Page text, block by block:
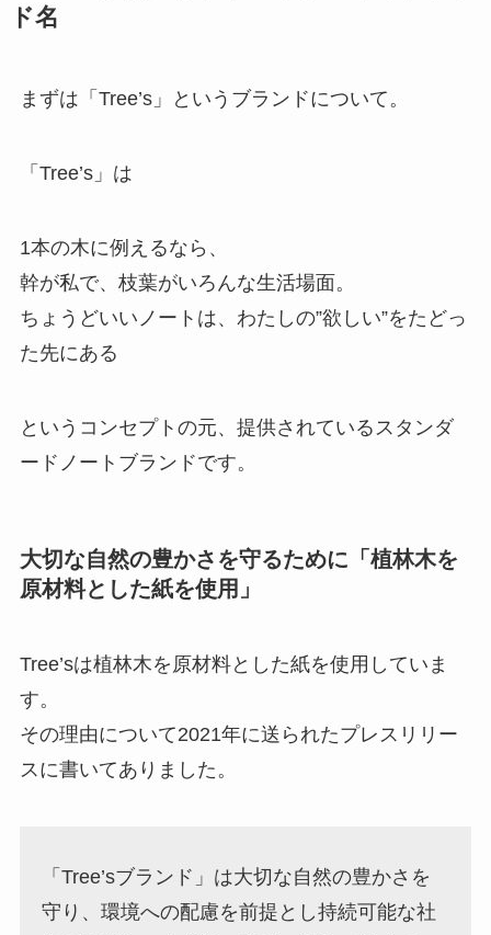
ド名
まずは「Tree’s」というブランドについて。
「Tree’s」は
1本の木に例えるなら、
幹が私で、枝葉がいろんな生活場面。
ちょうどいいノートは、わたしの”欲しい”をたどっ
た先にある
というコンセプトの元、提供されているスタンダ
ードノートブランドです。
大切な自然の豊かさを守るために「植林木を
原材料とした紙を使用」
Tree’sは植林木を原材料とした紙を使用していま
す。
その理由について2021年に送られたプレスリリー
スに書いてありました。
「Tree’sブランド」は大切な自然の豊かさを
守り、環境への配慮を前提とし持続可能な社